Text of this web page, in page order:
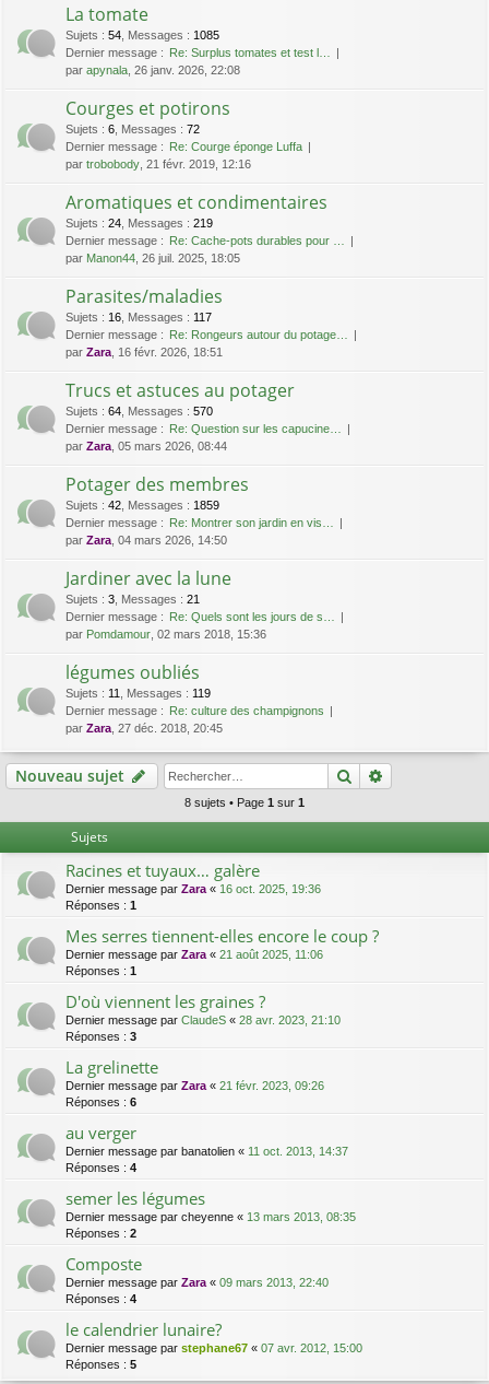
La tomate
Sujets : 54 Messages : 1085
Dernier message : Re: Surplus tomates et test l…
par apynala , 26 janv. 2026, 22:08
Courges et potirons
Sujets : 6 Messages : 72
Dernier message : Re: Courge éponge Luffa
par trobobody , 21 févr. 2019, 12:16
Aromatiques et condimentaires
Sujets : 24 Messages : 219
Dernier message : Re: Cache-pots durables pour …
par Manon44 , 26 juil. 2025, 18:05
Parasites/maladies
Sujets : 16 Messages : 117
Dernier message : Re: Rongeurs autour du potage…
par Zara , 16 févr. 2026, 18:51
Trucs et astuces au potager
Sujets : 64 Messages : 570
Dernier message : Re: Question sur les capucine…
par Zara , 05 mars 2026, 08:44
Potager des membres
Sujets : 42 Messages : 1859
Dernier message : Re: Montrer son jardin en vis…
par Zara , 04 mars 2026, 14:50
Jardiner avec la lune
Sujets : 3 Messages : 21
Dernier message : Re: Quels sont les jours de s…
par Pomdamour , 02 mars 2018, 15:36
légumes oubliés
Sujets : 11 Messages : 119
Dernier message : Re: culture des champignons
par Zara , 27 déc. 2018, 20:45
Nouveau sujet Rechercher
8 sujets • Page 1 sur 1
Sujets
Racines et tuyaux… galère
Dernier message par Zara « 16 oct. 2025, 19:36
Réponses : 1
Mes serres tiennent-elles encore le coup ?
Dernier message par Zara « 21 août 2025, 11:06
Réponses : 1
D'où viennent les graines ?
Dernier message par ClaudeS « 28 avr. 2023, 21:10
Réponses : 3
La grelinette
Dernier message par Zara « 21 févr. 2023, 09:26
Réponses : 6
au verger
Dernier message par banatolien « 11 oct. 2013, 14:37
Réponses : 4
semer les légumes
Dernier message par cheyenne « 13 mars 2013, 08:35
Réponses : 2
Composte
Dernier message par Zara « 09 mars 2013, 22:40
Réponses : 4
le calendrier lunaire?
Dernier message par stephane67 « 07 avr. 2012, 15:00
Réponses : 5